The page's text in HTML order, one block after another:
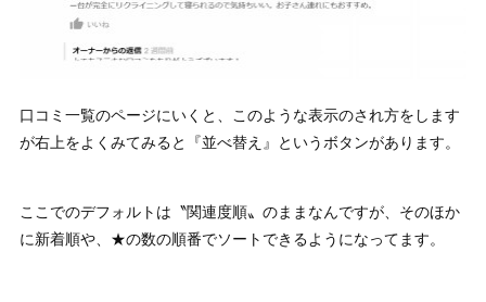
口コミ一覧のページにいくと、このような表示のされ方をします
が右上をよくみてみると『並べ替え』というボタンがあります。
ここでのデフォルトは〝関連度順〟のままなんですが、そのほか
に新着順や、★の数の順番でソートできるようになってます。